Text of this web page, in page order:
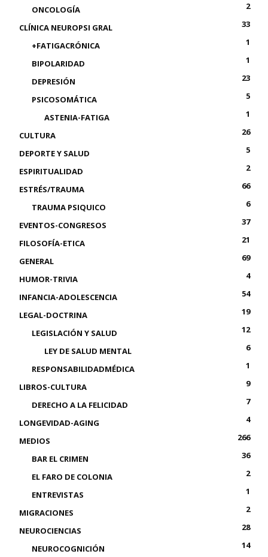
ONCOLOGÍA
2
CLÍNICA NEUROPSI GRAL
33
+FATIGACRÓNICA
1
BIPOLARIDAD
1
DEPRESIÓN
23
PSICOSOMÁTICA
5
ASTENIA-FATIGA
1
CULTURA
26
DEPORTE Y SALUD
5
ESPIRITUALIDAD
2
ESTRÉS/TRAUMA
66
TRAUMA PSIQUICO
6
EVENTOS-CONGRESOS
37
FILOSOFÍA-ETICA
21
GENERAL
69
HUMOR-TRIVIA
4
INFANCIA-ADOLESCENCIA
54
LEGAL-DOCTRINA
19
LEGISLACIÓN Y SALUD
12
LEY DE SALUD MENTAL
6
RESPONSABILIDADMÉDICA
1
LIBROS-CULTURA
9
DERECHO A LA FELICIDAD
7
LONGEVIDAD-AGING
4
MEDIOS
266
BAR EL CRIMEN
36
EL FARO DE COLONIA
2
ENTREVISTAS
1
MIGRACIONES
2
NEUROCIENCIAS
28
NEUROCOGNICIÓN
14